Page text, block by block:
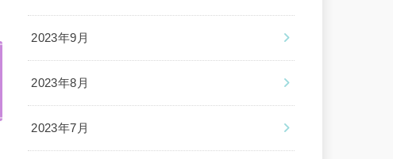
2023年9月
2023年8月
2023年7月